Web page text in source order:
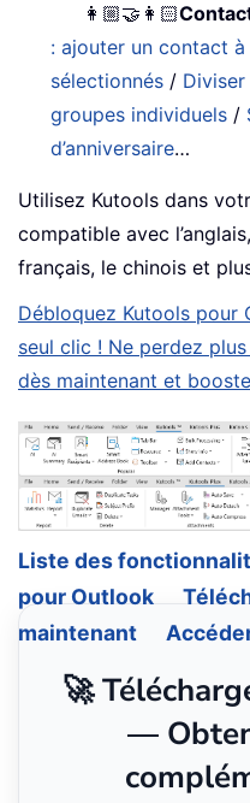
👩🏼‍🤝‍👩🏻
: ajouter un contact
sélectionnés /
groupes individuels /
d’anniversaire…
Utilisez Kutools dans
compatible avec
français, le chinois et
Débloquez Kutools pour
seul clic ! Ne perdez
dès maintenant et
Liste des
pour Outlook
maintenant
🚀
—